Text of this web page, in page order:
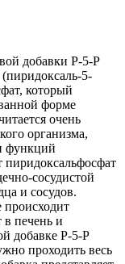
добавки P-5-P
5-
который
форме
очень
организма,
функций
пиридоксальфосфат
сосудистой
и сосудов.
в печень и
добавке P-5-P
проходить весь